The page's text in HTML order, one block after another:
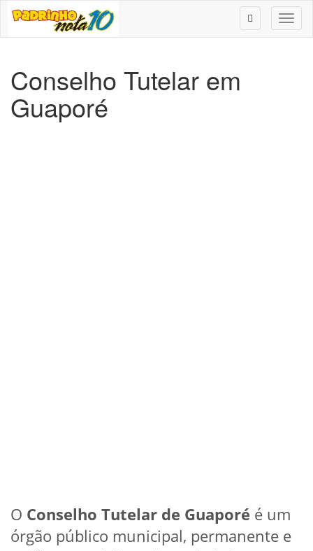
Conselho Tutelar em
Guaporé
O Conselho Tutelar de Guaporé é um
órgão público municipal, permanente e